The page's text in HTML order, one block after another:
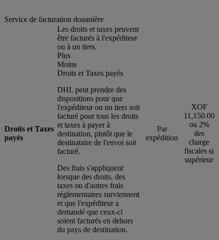
Service de facturation douanière
Droits et Taxes
payés
Les droits et taxes peuvent
être facturés à l'expéditeur
ou à un tiers.
Plus
Moins
Droits et Taxes payés
DHL peut prendre des
dispositions pour que
l'expéditeur ou un tiers soit
facturé pour tous les droits
et taxes à payer à
destination, plutôt que le
destinataire de l'envoi soit
facturé.
Des frais s'appliquent
lorsque des droits, des
taxes ou d'autres frais
réglementaires surviennent
et que l'expéditeur a
demandé que ceux-ci
soient facturés en dehors
du pays de destination.
Par
expédition
XOF
11,150.00
ou 2%
des
charge
fiscales si
supérieur